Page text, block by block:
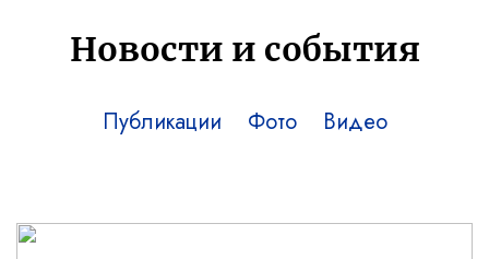
Новости и события
Публикации Фото Видео